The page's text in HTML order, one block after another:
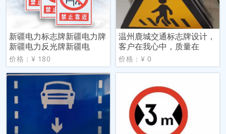
新疆电力标志牌新疆电力牌
新疆电力反光牌新疆电
价格：¥ 180
温州鹿城交通标志牌设计，
客户在我心中，质量在
价格：¥ 0